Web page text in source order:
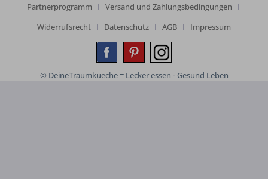
Partnerprogramm
Versand und Zahlungsbedingungen
Widerrufsrecht
Datenschutz AGB Impressum
© DeineTraumkueche = Lecker essen - Gesund Leben